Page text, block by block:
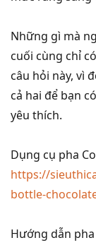
Những gì mà
cuối cùng chỉ
câu hỏi này, vì
cả hai để bạn
yêu thích.
Dụng cụ pha
https://
bottle-
Hướng dẫn